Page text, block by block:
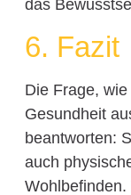
das
6. Fazit
Die Frage,
Gesundheit
beantworten:
auch